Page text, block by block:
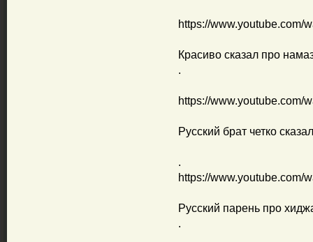
https://www.youtube.com/
Красиво сказал про
.
https://www.youtube.com/
Русский брат четко
.
https://www.youtube.com/
Русский парень про
.